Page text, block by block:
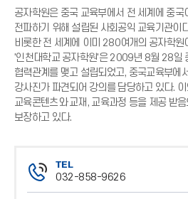
공자학원은 중국 교육부에서 전 세계에 중
전파하기 위해 설립된 사회공익 교육기관이
비롯한 전 세계에 이미 280여개의 공자학원
'인천대학교 공자학원'은 2009년 8월 28일
협력관계를 맺고 설립되었고, 중국교육부에
강사진가 파견되어 강의를 담당하고 있다.
교육콘텐츠와 교재, 교육과정 등을 제공 받
보장하고 있다.
TEL
032-858-9626
전